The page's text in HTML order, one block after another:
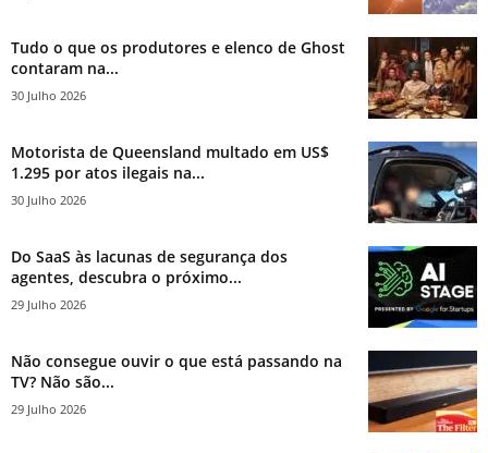
Tudo o que os produtores e elenco de Ghost
contaram na...
30 Julho 2026
Motorista de Queensland multado em US$
1.295 por atos ilegais na...
30 Julho 2026
Do SaaS às lacunas de segurança dos
agentes, descubra o próximo...
29 Julho 2026
Não consegue ouvir o que está passando na
TV? Não são...
29 Julho 2026